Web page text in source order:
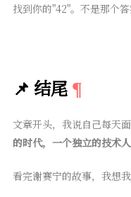
找到你的"42"。不是那个答
📌 结尾
文章开头，我说自己每天面
的时代，一个独立的技术
看完谢赛宁的故事，我想